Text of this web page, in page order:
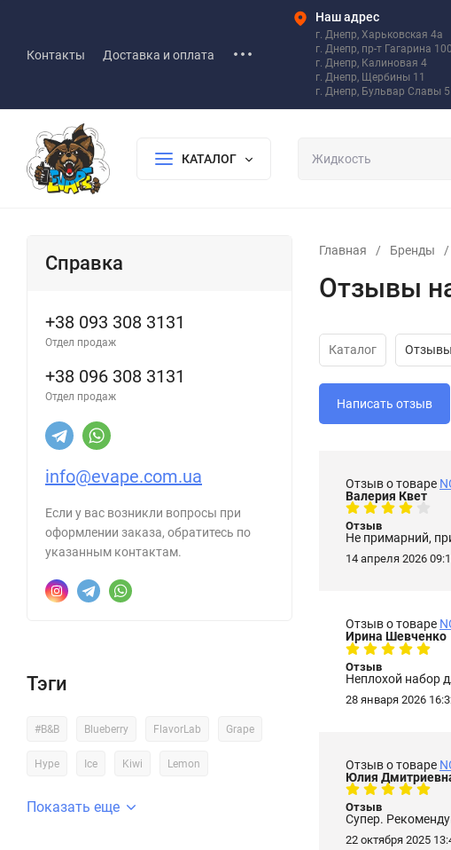
Контакты Доставка и оплата
Наш адрес
г. Днепр, Харьковская 4а
г. Днепр, пр-т Гагарина 100
г. Днепр, Калиновая 4
г. Днепр, Щербины 11
г. Днепр, Бульвар Славы 5
КАТАЛОГ
Справка
+38 093 308 3131
Отдел продаж
+38 096 308 3131
Отдел продаж
info@evape.com.ua
Если у вас возникли вопросы при
оформлении заказа, обратитесь по
указанным контактам.
Тэги
#B&B Blueberry FlavorLab Grape
Hype Ice Kiwi Lemon
Показать еще
Главная / Бренды /
Отзывы
Каталог Отзывы
Отзыв о товаре
Валерия Квет
Отзыв
Не примарний,
14 апреля 2026
Отзыв о товаре
Ирина Шевченко
Отзыв
Неплохой набор
28 января 2026
Отзыв о товаре
Юлия
Отзыв
Супер.
22 октября 2025